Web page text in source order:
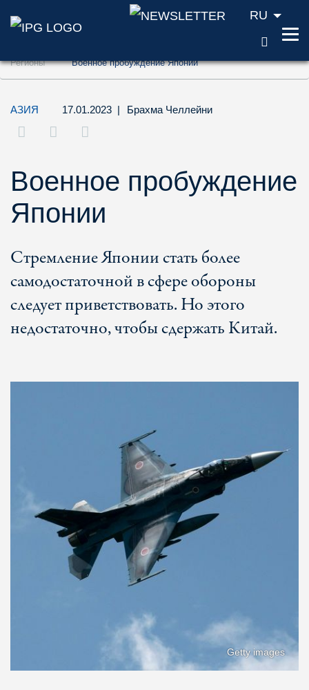
Перейти к содержанию (ключ доступа
Перейти к поиску (ключ доступа '2')
Перейти к навигации (ключ доступа '3')
RU
Регионы Военное пробуждение Японии
АЗИЯ 17.01.2023 | Брахма Челлейни
Военное пробуждение
Японии
Стремление Японии стать более
самодостаточной в сфере обороны
следует приветствовать. Но этого
недостаточно, чтобы сдержать Китай.
Getty images